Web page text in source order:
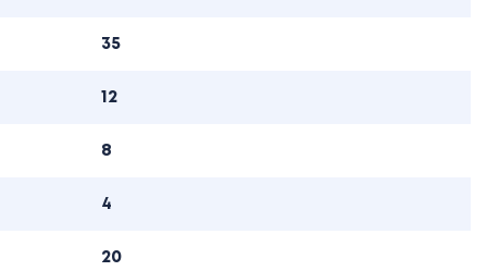
35
12
8
4
20